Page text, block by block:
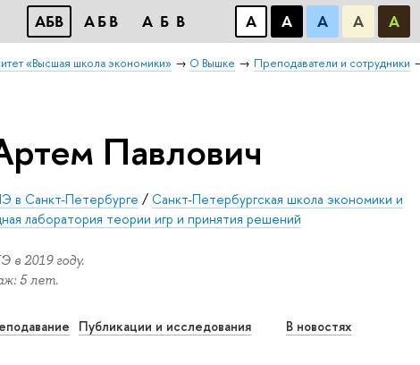
АБB АБB АБB А А А А А
«Высшая школа экономики» О Вышке Преподаватели и сотрудники
Павлович
в Санкт-Петербурге / Санкт-Петербургская школа экономики и
лаборатория теории игр и принятия решений
2019 году.
5 лет.
Публикации и исследования В новостях